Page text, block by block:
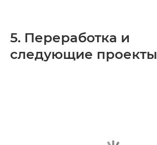
5. Переработка и
следующие проекты